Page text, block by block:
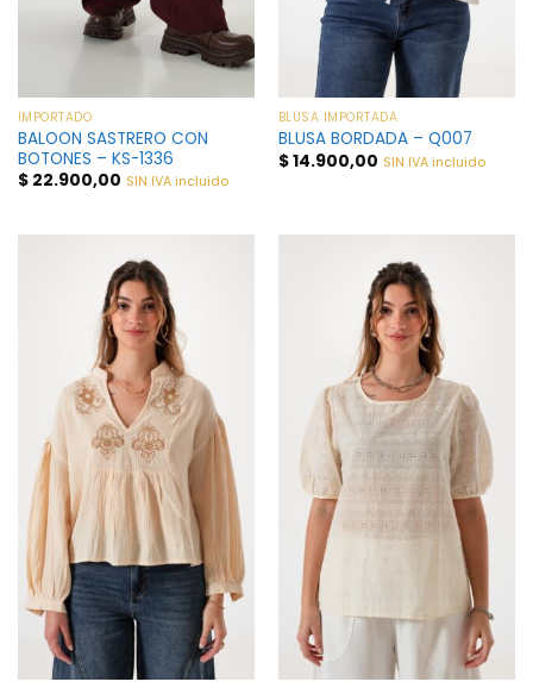
IMPORTADO
BALOON SASTRERO CON
BOTONES – KS-1336
$22.900,00 SIN IVA incluido
BLUSA IMPORTADA
BLUSA BORDADA – Q007
$14.900,00 SIN IVA incluido